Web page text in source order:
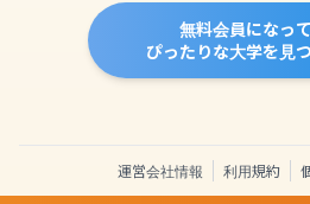
無料会員になって
ぴったりな大学を見
運営会社情報 利用規約